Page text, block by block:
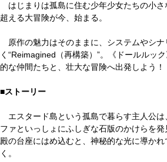
はじまりは孤島に住む少年少女たちの小さ
超える大冒険が今、始まる。
原作の魅力はそのままに、システムやシナ
く“Reimagined（再構築）”。《ドールルッ
的な仲間たちと、壮大な冒険へ出発しよう！
■ストーリー
エスタード島という孤島で暮らす主人公は
ファといっしょにふしぎな石版のかけらを
殿の台座にはめ込むと、神秘的な光に導か
く。